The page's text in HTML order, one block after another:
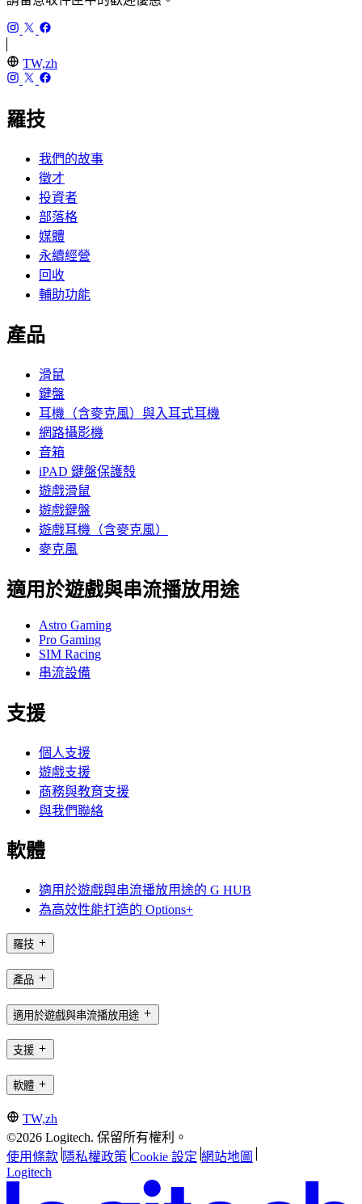
TW,zh
羅技
我們的故事
徵才
投資者
部落格
媒體
永續經營
回收
輔助功能
產品
滑鼠
鍵盤
耳機（含麥克風）與入耳式耳機
網路攝影機
音箱
iPAD 鍵盤保護殼
遊戲滑鼠
遊戲鍵盤
遊戲耳機（含麥克風）
麥克風
適用於遊戲與串流播放用途
Astro Gaming
Pro Gaming
SIM Racing
串流設備
支援
個人支援
遊戲支援
商務與教育支援
與我們聯絡
軟體
適用於遊戲與串流播放用途的 G HUB
為高效性能打造的 Options+
羅技
產品
適用於遊戲與串流播放用途
支援
軟體
TW,zh
©2026 Logitech. 保留所有權利。
使用條款 隱私權政策 Cookie 設定 網站地圖
Logitech